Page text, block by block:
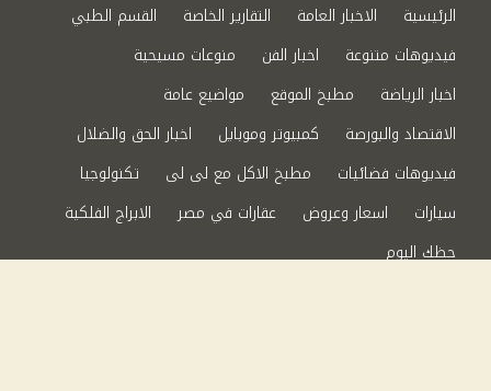
الرئيسية الاخبار العامة التقارير الخاصة
القسم الطبي
فيديوهات متنوعة
اخبار الفن
منوعات مسيحية
اخبار الرياضة
مطبخ الموقع
مواضيع عامة
الاقتصاد والبورصة
كمبيوتر وموبايل
اخبار الحق والضلال
فيديوهات فضائيات
مطبخ الاكل مع لى لى
تكنولوجيا
سيارات
اسعار وعروض عقارات في مصر
الابراج الفلكية
حظك اليوم